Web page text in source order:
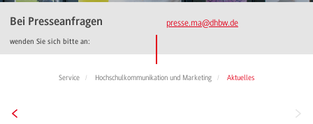
Bei Presseanfragen
wenden Sie sich bitte an:
presse.ma@dhbw.de
Service Hochschulkommunikation und Marketing Aktuelles